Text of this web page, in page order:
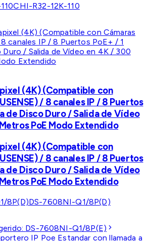
CHI-R32-12K-110
(4K) (Compatible con
/ 8 canales IP / 8 Puertos
de Disco Duro / Salida de Vídeo
PoE Modo Extendido
(4K) (Compatible con
/ 8 canales IP / 8 Puertos
de Disco Duro / Salida de Vídeo
PoE Modo Extendido
8P(D)DS-7608NI-Q1/8P(D)
DS-7608NI-Q1/8P(E)